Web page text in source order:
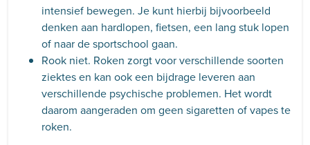
intensief bewegen. Je kunt hierbij bijvoorbeeld
denken aan hardlopen, fietsen, een lang stuk lopen
of naar de sportschool gaan.
Rook niet. Roken zorgt voor verschillende soorten
ziektes en kan ook een bijdrage leveren aan
verschillende psychische problemen. Het wordt
daarom aangeraden om geen sigaretten of vapes te
roken.